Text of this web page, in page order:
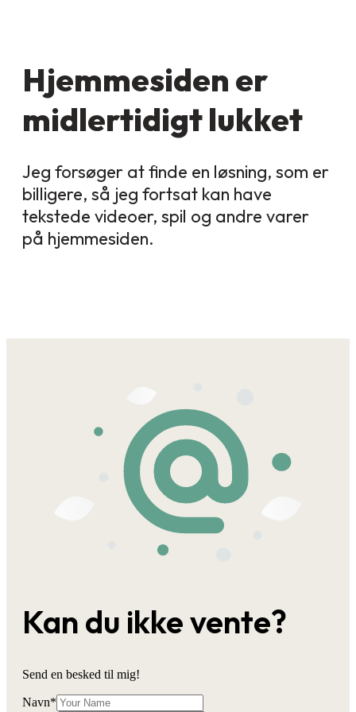
Hjemmesiden er
midlertidigt lukket
Jeg forsøger at finde en løsning, som er
billigere, så jeg fortsat kan have
tekstede videoer, spil og andre varer
på hjemmesiden.
Kan du ikke vente?
Send en besked til mig!
Navn*